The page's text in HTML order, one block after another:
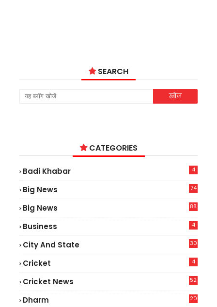
SEARCH
CATEGORIES
Badi Khabar 4
Big News
74
Big News
88
Business 4
City And State 30
Cricket 4
Cricket News
52
Dharm 20